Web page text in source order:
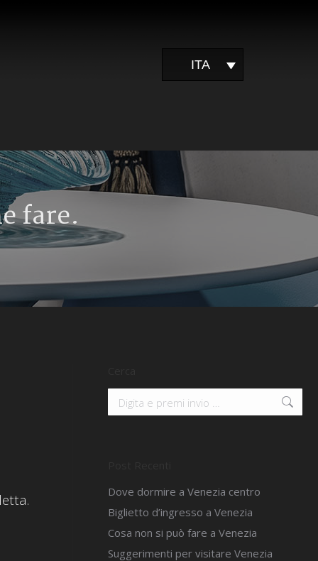
ITA
fare.
Cerca:
Dove dormire a Venezia centro
Biglietto d’ingresso a Venezia
Cosa non si può fare a Venezia
Suggerimenti per visitare Venezia